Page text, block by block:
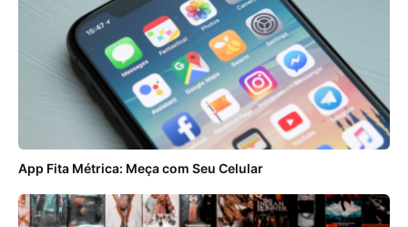
App Fita Métrica: Meça com Seu Celular